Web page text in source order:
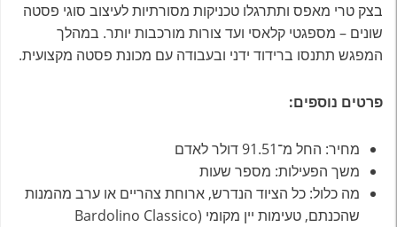
בצק טרי מאפס ותתרגלו טכניקות מסורתיות לעיצוב סוגי פסטה
שונים – מספגטי קלאסי ועד צורות מורכבות יותר. במהלך
המפגש תתנסו ברידוד ידני ובעבודה עם מכונת פסטה מקצועית.
פרטים נוספים:
מחיר: החל מ־91.51 דולר לאדם
משך הפעילות: מספר שעות
מה כלול: כל הציוד הנדרש, ארוחת צהריים או ערב מהמנות
שהכנתם, טעימות יין מקומי (Bardolino Classico